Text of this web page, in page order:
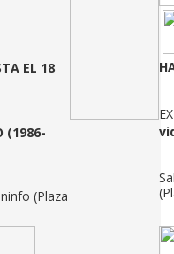
EL 18
(1986-
(Plaza